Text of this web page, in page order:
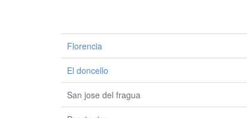
Florencia
El doncello
San jose del fragua